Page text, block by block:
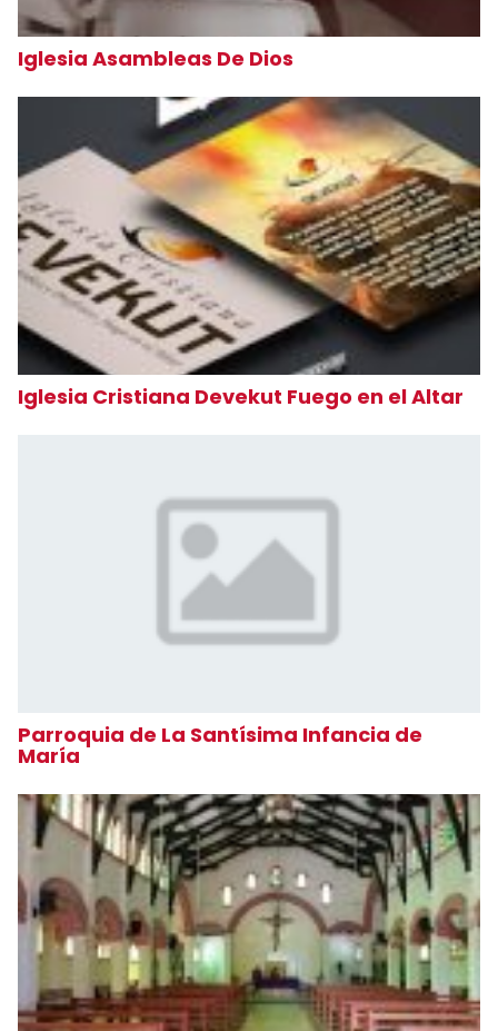
Iglesia Asambleas De Dios
Iglesia Cristiana Devekut Fuego en el Altar
Parroquia de La Santísima Infancia de
María